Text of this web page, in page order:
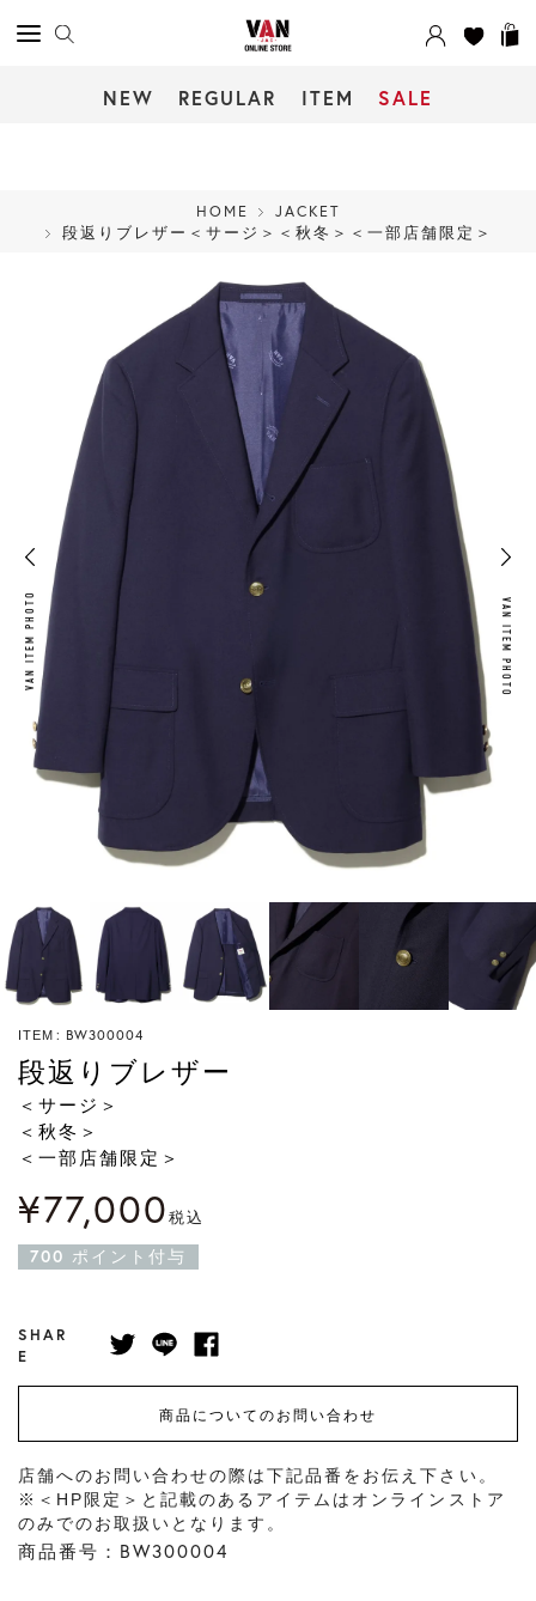
NEW REGULAR ITEM SALE
HOME
JACKET
段返りブレザー＜サージ＞＜秋冬＞＜一部店舗限定＞
VAN ITEM PHOTO
VAN ITEM PHOTO
ITEM BW300004
段返りブレザー
＜サージ＞
＜秋冬＞
＜一部店舗限定＞
¥77,000税込
700 ポイント付与
SHAR
E
商品についてのお問い合わせ
店舗へのお問い合わせの際は下記品番をお伝え下さい。
※＜HP限定＞と記載のあるアイテムはオンラインストア
のみでのお取扱いとなります。
商品番号：BW300004